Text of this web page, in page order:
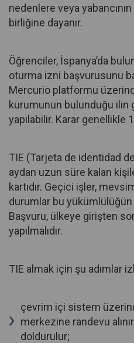
nedenlere veya
birliğine dayanır.
Öğrenciler, İspanya’da
oturma izni başvurusunu
Mercurio platformu
kurumunun bulunduğu ilin
yapılabilir. Karar genellikle
TIE (Tarjeta de identidad
aydan uzun süre kalan
kartıdır. Geçici işler,
durumlar bu yükümlülüğün
Başvuru, ülkeye girişten
yapılmalıdır.
TIE almak için şu adımlar
çevrim içi sistem
merkezine randevu
doldurulur;